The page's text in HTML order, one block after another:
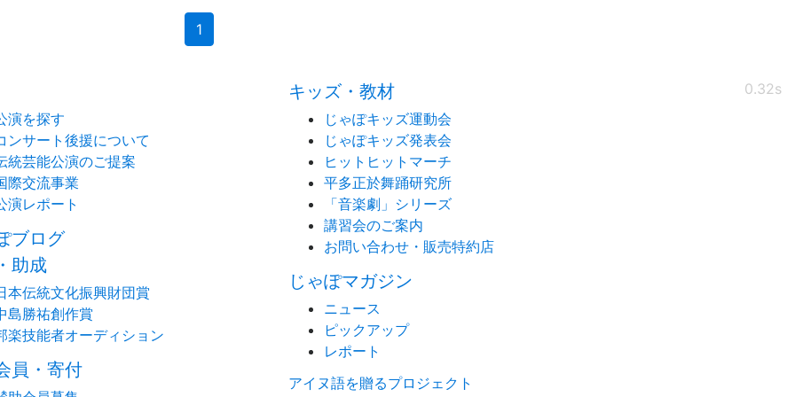
1(current)
0.32s
演を探す
ンサート後援について
統芸能公演のご提案
際交流事業
演レポート
ブログ
助成
本伝統文化振興財団賞
島勝祐創作賞
楽技能者オーディション
員・寄付
キッズ・教材
じゃぽキッズ運動会
じゃぽキッズ発表会
ヒットヒットマーチ
平多正於舞踊研究所
「音楽劇」シリーズ
講習会のご案内
お問い合わせ・販売特約店
じゃぽマガジン
ニュース
ピックアップ
レポート
アイヌ語を贈るプロジェクト